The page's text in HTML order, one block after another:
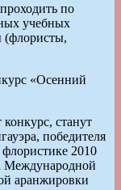
по
учебных
(флористы,
станут
победителя
2010
Международной
аранжировки